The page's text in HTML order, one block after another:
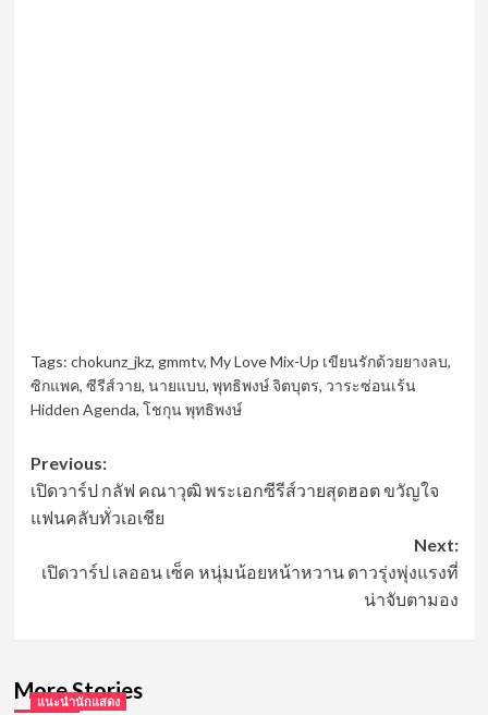
Tags: chokunz_jkz, gmmtv, My Love Mix-Up เขียนรักด้วยยางลบ,
ซิกแพค, ซีรีส์วาย, นายแบบ, พุทธิพงษ์ จิตบุตร, วาระซ่อนเร้น
Hidden Agenda, โชกุน พุทธิพงษ์
Post
navigation
Previous:
เปิดวาร์ป กลัฟ คณาวุฒิ พระเอกซีรีส์วายสุดฮอต ขวัญใจ
แฟนคลับทั่วเอเชีย
Next:
เปิดวาร์ป เลออน เซ็ค หนุ่มน้อยหน้าหวาน ดาวรุ่งพุ่งแรงที่
น่าจับตามอง
More Stories
แนะนำนักแสดง